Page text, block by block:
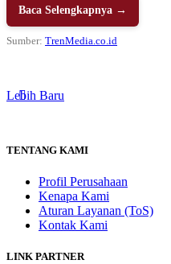
Baca Selengkapnya →
Sumber: TrenMedia.co.id
Lebih Baru
TENTANG KAMI
Profil Perusahaan
Kenapa Kami
Aturan Layanan (ToS)
Kontak Kami
LINK PARTNER